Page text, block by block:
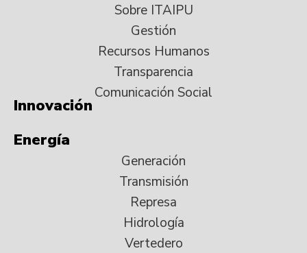
Sobre ITAIPU
Gestión
Recursos Humanos
Transparencia
Comunicación Social
Innovación
Energía
Generación
Transmisión
Represa
Hidrología
Vertedero